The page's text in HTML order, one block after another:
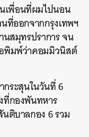
เพื่อนที่ผมไปนอน
ที่ออกจากกรุงเทพฯ
สมุทรปราการ จน
พิมพ์ว่าคอมมิวนิสต์
ระสุนในวันที่ 6
ที่กองพันทหาร
ติบาลกอง 6 รวม